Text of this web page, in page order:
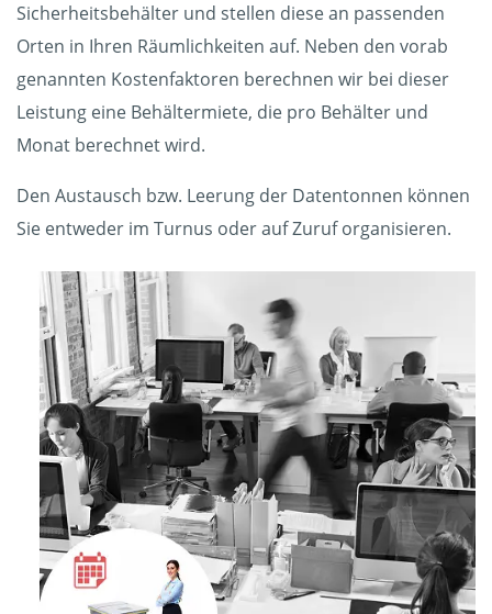
Sicherheitsbehälter und stellen diese an passenden
Orten in Ihren Räumlichkeiten auf. Neben den vorab
genannten Kostenfaktoren berechnen wir bei dieser
Leistung eine Behältermiete, die pro Behälter und
Monat berechnet wird.
Den Austausch bzw. Leerung der Datentonnen können
Sie entweder im Turnus oder auf Zuruf organisieren.